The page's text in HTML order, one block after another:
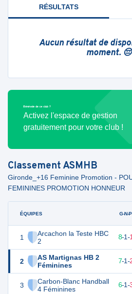
RÉSULTATS
Aucun résultat de
moment. 😔
Bénévole de ce club ?
Activez l'espace de gestion
gratuitement pour votre club !
ClassementASMHB
Gironde_+16 Feminine Promotion -
FEMININES PROMOTION HONNEUR
ÉQUIPES
1
Arcachon la Teste HBC
2
2
AS Martignas HB 2
Féminines
3
Carbon-Blanc Handball
4 Féminines
G-N-P
27 10 8-1-
25 7-1-
23 10 6-1-